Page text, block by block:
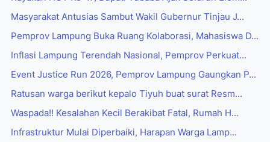
Masyarakat Antusias Sambut Wakil Gubernur Tinjau J...
Pemprov Lampung Buka Ruang Kolaborasi, Mahasiswa D...
Inflasi Lampung Terendah Nasional, Pemprov Perkuat...
Event Justice Run 2026, Pemprov Lampung Gaungkan P...
Ratusan warga berikut kepalo Tiyuh buat surat Resm...
Waspada!! Kesalahan Kecil Berakibat Fatal, Rumah H...
Infrastruktur Mulai Diperbaiki, Harapan Warga Lamp...